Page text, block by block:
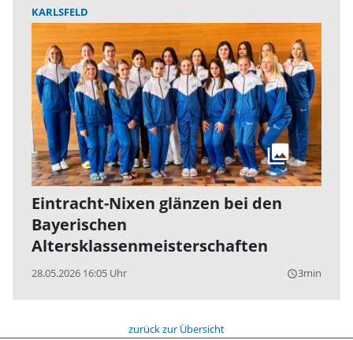
KARLSFELD
Eintracht-Nixen glänzen bei den
Bayerischen
Altersklassenmeisterschaften
28.05.2026 16:05 Uhr query_builder3min
zurück zur Übersicht